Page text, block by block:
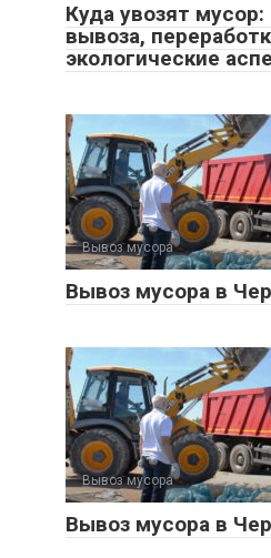
Куда увозят
вывоза,
экологические
Вывоз мусора
Вывоз мусора в
Вывоз мусора
Вывоз мусора в